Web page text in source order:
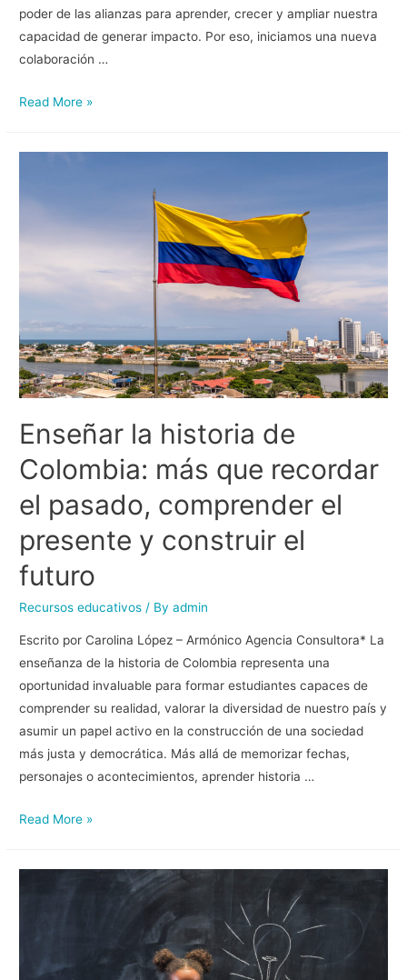
poder de las alianzas para aprender, crecer y ampliar nuestra
capacidad de generar impacto. Por eso, iniciamos una nueva
colaboración …
Read More »
Enseñar la historia de
Colombia: más que recordar
el pasado, comprender el
presente y construir el
futuro
Recursos educativos / Byadmin
Escrito por Carolina López – Armónico Agencia Consultora* La
enseñanza de la historia de Colombia representa una
oportunidad invaluable para formar estudiantes capaces de
comprender su realidad, valorar la diversidad de nuestro país y
asumir un papel activo en la construcción de una sociedad
más justa y democrática. Más allá de memorizar fechas,
personajes o acontecimientos, aprender historia …
Read More »